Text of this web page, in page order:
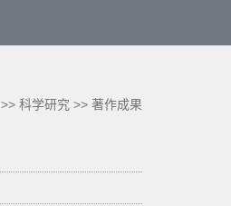
>>科学研究 >>著作成果